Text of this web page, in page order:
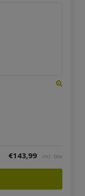
€143,99 incl. btw